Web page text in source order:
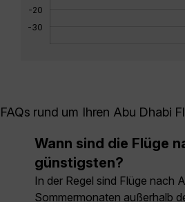
-20
-30
FAQs rund um Ihren Abu Dhabi
Wann sind die Flüge
günstigsten?
In der Regel sind Flüge nach
Sommermonaten außerhalb